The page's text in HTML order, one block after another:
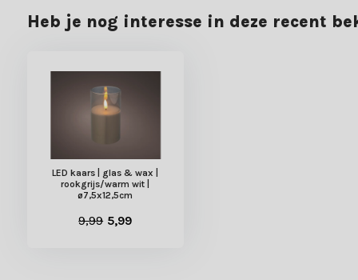
Heb je nog interesse in deze recent
LED kaars | glas & wax |
rookgrijs/warm wit |
ø7,5x12,5cm
9,99 5,99